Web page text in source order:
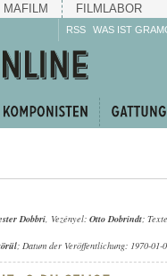
MAFILM FILMLABOR
RSS WAS IST
Dobbri, Vezényel: Otto Dobrindt;
; Datum der Veröffentlichung: 1970-01-